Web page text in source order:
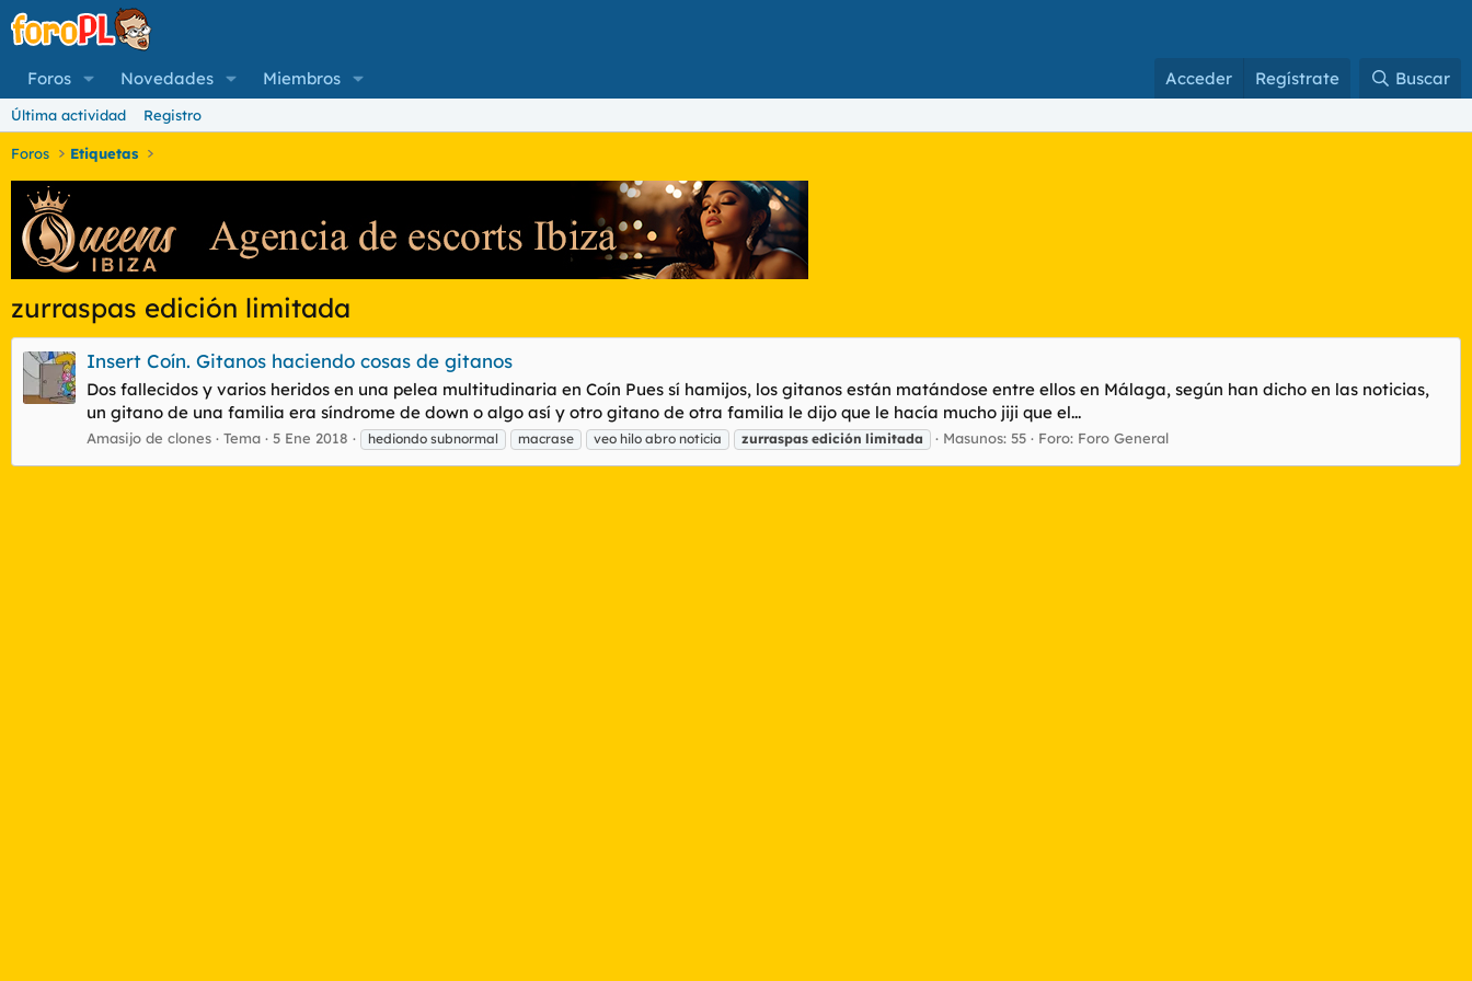
Foros Novedades Miembros Acceder Regístrate Buscar
Última actividad Registro
Foros Etiquetas
zurraspas edición limitada
Insert Coín. Gitanos haciendo cosas de gitanos
Dos fallecidos y varios heridos en una pelea multitudinaria en Coín Pues sí hamijos, los gitanos están matándose entre ellos en Málaga, según han dicho en las noticias,
un gitano de una familia era síndrome de down o algo así y otro gitano de otra familia le dijo que le hacía mucho jiji que el...
Amasijo de clones Tema 5 Ene 2018 hediondo subnormal macrase veo hilo abro noticia zurraspas edición limitada Masunos: 55 Foro: Foro General